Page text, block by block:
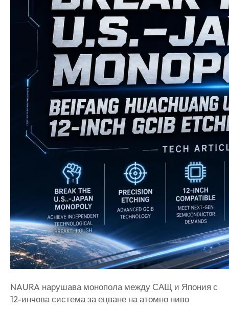
NAURA нарушава монопола между САЩ и Япония с
12-инчова система за ецване на атомно ниво